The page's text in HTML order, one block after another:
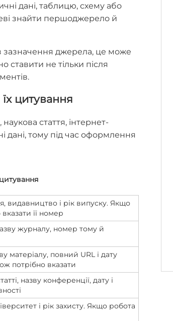
дані, таблицю, схему або
знайти першоджерело й
зазначення джерела, це може
ставити не тільки після
цитування
стаття, інтернет-
дані, тому під час оформлення
видавництво і рік випуску. Якщо
її номер
журналу, номер тому й
матеріалу, повний URL і дату
потрібно вказати
назву конференції, дату і
і рік захисту. Якщо робота